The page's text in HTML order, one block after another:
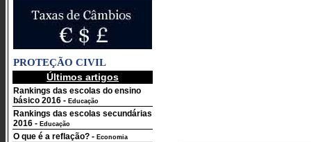
PROTEÇÃO CIVIL
Últimos artigos
Rankings das escolas do ensino
básico 2016 - Educação
Rankings das escolas secundárias
2016 - Educação
O que é a reflação? - Economia